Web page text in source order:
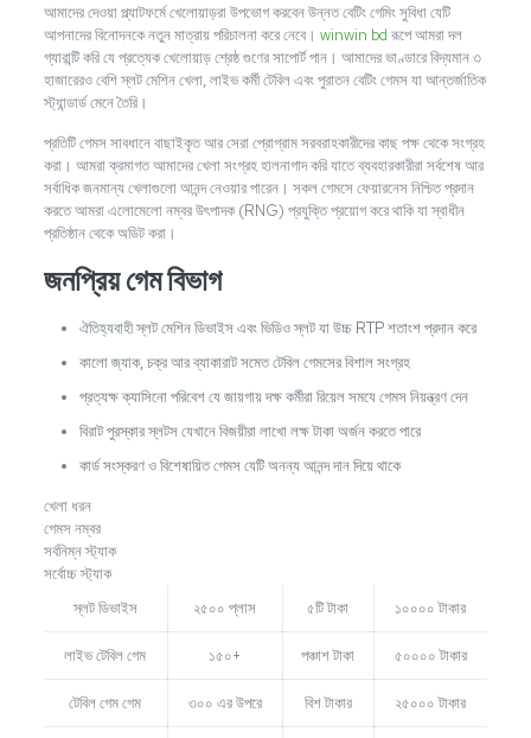
আমাদের দেওয়া প্ল্যাটফর্মে খেলোয়াড়রা উপভোগ করবেন উন্নত বেটিং গেমিং সুবিধা যেটি
আপনাদের বিনোদনকে নতুন মাত্রায় পরিচালনা করে নেবে। winwin bd রূপে আমরা দল
গ্যারান্টি করি যে প্রত্যেক খেলোয়াড় শ্রেষ্ঠ গুণের সাপোর্ট পান। আমাদের ভাণ্ডারে বিদ্যমান ৩
হাজারেরও বেশি স্লট মেশিন খেলা, লাইভ কর্মী টেবিল এবং পুরাতন বেটিং গেমস যা আন্তর্জাতিক
স্ট্যান্ডার্ড মেনে তৈরি।
প্রতিটি গেমস সাবধানে বাছাইকৃত আর সেরা প্রোগ্রাম সরবরাহকারীদের কাছ পক্ষ থেকে সংগ্রহ
করা। আমরা ক্রমাগত আমাদের খেলা সংগ্রহ হালনাগাদ করি যাতে ব্যবহারকারীরা সর্বশেষ আর
সর্বাধিক জনমান্য খেলাগুলো আনন্দ নেওয়ার পারেন। সকল গেমসে ফেয়ারনেস নিশ্চিত প্রদান
করতে আমরা এলোমেলো নম্বর উৎপাদক (RNG) প্রযুক্তি প্রয়োগ করে থাকি যা স্বাধীন
প্রতিষ্ঠান থেকে অডিট করা।
জনপ্রিয় গেম বিভাগ
ঐতিহ্যবাহী স্লট মেশিন ডিভাইস এবং ভিডিও স্লট যা উচ্চ RTP শতাংশ প্রদান করে
কালো জ্যাক, চক্র আর ব্যাকারাট সমেত টেবিল গেমসের বিশাল সংগ্রহ
প্রত্যক্ষ ক্যাসিনো পরিবেশ যে জায়গায় দক্ষ কর্মীরা রিয়েল সমযে গেমস নিয়ন্ত্রণ দেন
বিরাট পুরস্কার স্লটস যেখানে বিজয়ীরা লাখো লক্ষ টাকা অর্জন করতে পারে
কার্ড সংস্করণ ও বিশেষায়িত গেমস যেটি অনন্য আনন্দ দান দিয়ে থাকে
খেলা ধরন
গেমস নম্বর
সর্বনিম্ন স্ট্যাক
সর্বোচ্চ স্ট্যাক
স্লট ডিভাইস
২৫০০ প্লাস ৫টি টাকা ১০০০০ টাকার
লাইভ টেবিল গেম ১৫০+ পঞ্চাশ টাকা ৫০০০০ টাকার
টেবিল গেম গেম ৩০০ এর উপরে বিশ টাকার ২৫০০০ টাকার